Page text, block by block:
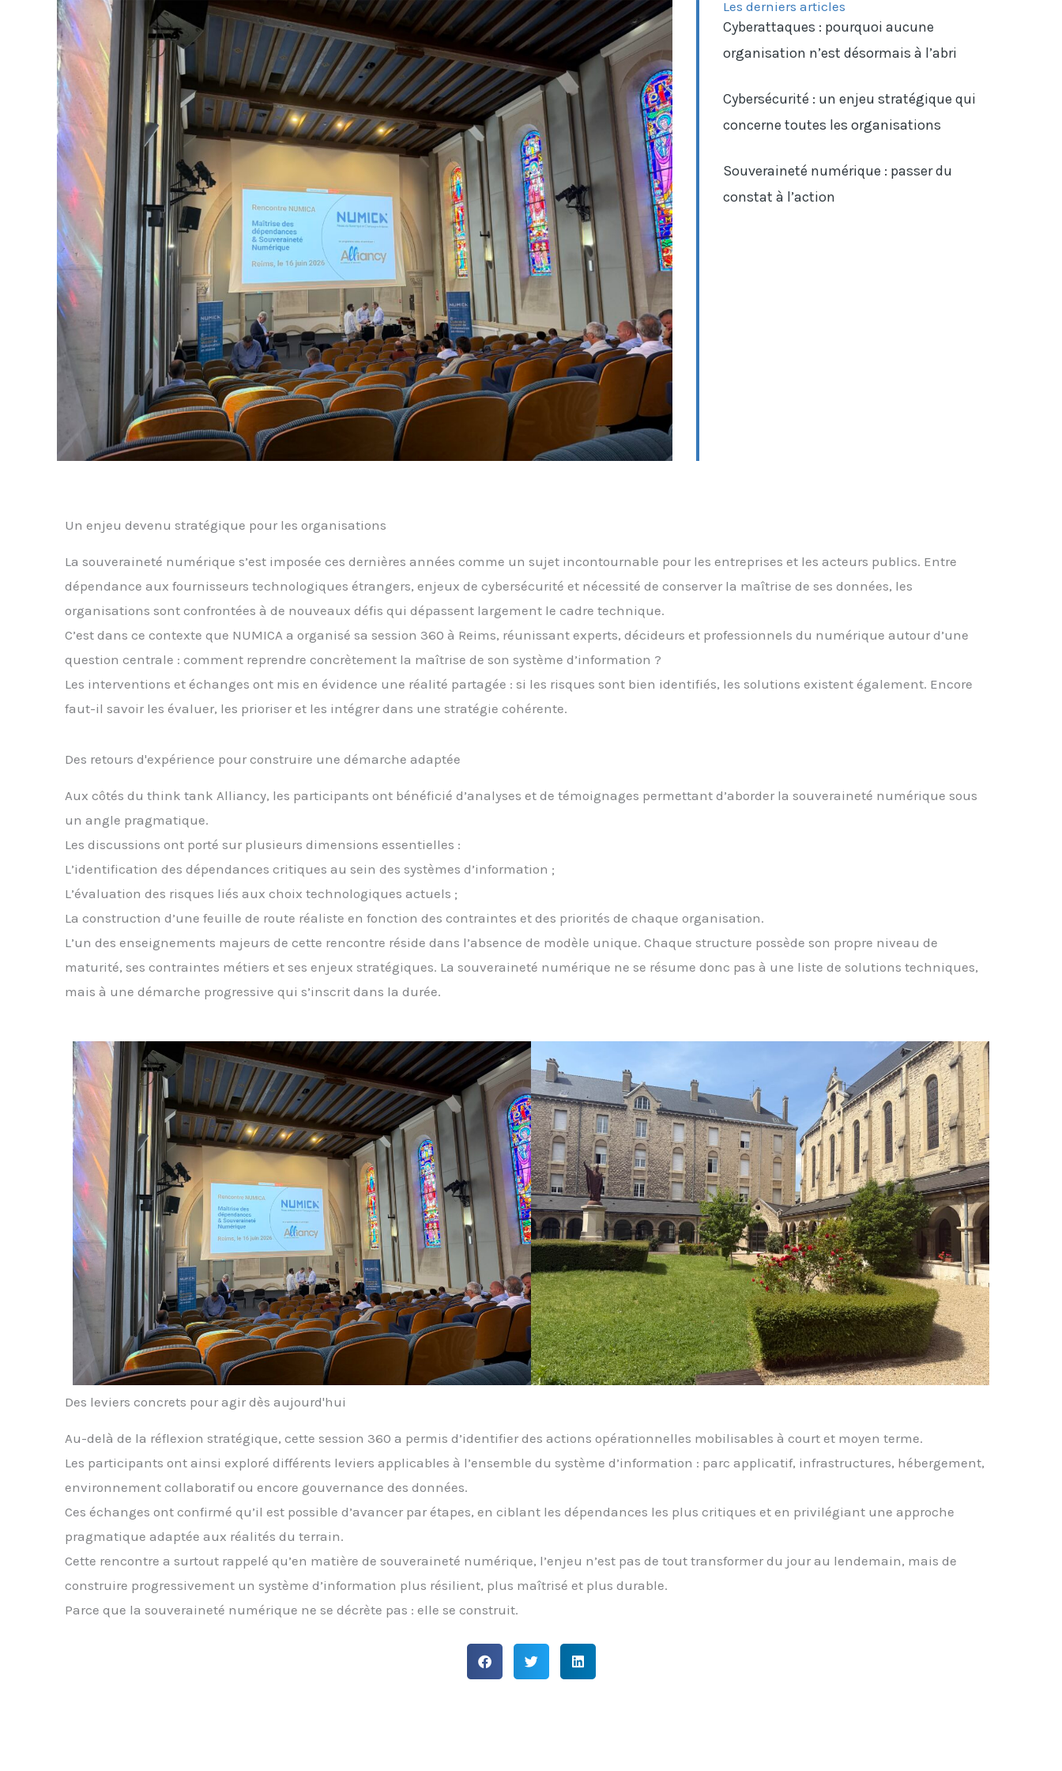
Les derniers articles
Cyberattaques : pourquoi aucune
organisation n’est désormais à l’abri
Cybersécurité : un enjeu stratégique qui
concerne toutes les organisations
Souveraineté numérique : passer du
constat à l’action
Un enjeu devenu stratégique pour les organisations
La souveraineté numérique s’est imposée ces dernières années comme un sujet incontournable pour les entreprises et les acteurs publics. Entre
dépendance aux fournisseurs technologiques étrangers, enjeux de cybersécurité et nécessité de conserver la maîtrise de ses données, les
organisations sont confrontées à de nouveaux défis qui dépassent largement le cadre technique.
C’est dans ce contexte que NUMICA a organisé sa session 360 à Reims, réunissant experts, décideurs et professionnels du numérique autour d’une
question centrale : comment reprendre concrètement la maîtrise de son système d’information ?
Les interventions et échanges ont mis en évidence une réalité partagée : si les risques sont bien identifiés, les solutions existent également. Encore
faut-il savoir les évaluer, les prioriser et les intégrer dans une stratégie cohérente.
Des retours d'expérience pour construire une démarche adaptée
Aux côtés du think tank Alliancy, les participants ont bénéficié d’analyses et de témoignages permettant d’aborder la souveraineté numérique sous
un angle pragmatique.
Les discussions ont porté sur plusieurs dimensions essentielles :
L’identification des dépendances critiques au sein des systèmes d’information ;
L’évaluation des risques liés aux choix technologiques actuels ;
La construction d’une feuille de route réaliste en fonction des contraintes et des priorités de chaque organisation.
L’un des enseignements majeurs de cette rencontre réside dans l’absence de modèle unique. Chaque structure possède son propre niveau de
maturité, ses contraintes métiers et ses enjeux stratégiques. La souveraineté numérique ne se résume donc pas à une liste de solutions techniques,
mais à une démarche progressive qui s’inscrit dans la durée.
Des leviers concrets pour agir dès aujourd'hui
Au-delà de la réflexion stratégique, cette session 360 a permis d’identifier des actions opérationnelles mobilisables à court et moyen terme.
Les participants ont ainsi exploré différents leviers applicables à l’ensemble du système d’information : parc applicatif, infrastructures, hébergement,
environnement collaboratif ou encore gouvernance des données.
Ces échanges ont confirmé qu’il est possible d’avancer par étapes, en ciblant les dépendances les plus critiques et en privilégiant une approche
pragmatique adaptée aux réalités du terrain.
Cette rencontre a surtout rappelé qu’en matière de souveraineté numérique, l’enjeu n’est pas de tout transformer du jour au lendemain, mais de
construire progressivement un système d’information plus résilient, plus maîtrisé et plus durable.
Parce que la souveraineté numérique ne se décrète pas : elle se construit.